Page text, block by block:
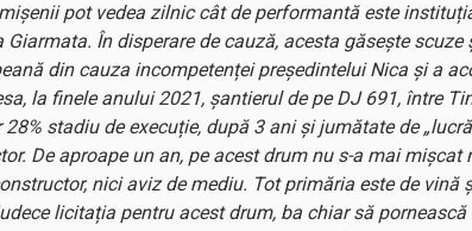
pot vedea zilnic cât de performantă este
Giarmata. În disperare de cauză, acesta găsește
din cauza incompetenței președintelui Nica și a
la finele anului 2021, șantierul de pe DJ 691, între
28% stadiu de execuție, după 3 ani și jumătate de
De aproape un an, pe acest drum nu s-a mai
nici aviz de mediu. Tot primăria este de
licitația pentru acest drum, ba chiar să